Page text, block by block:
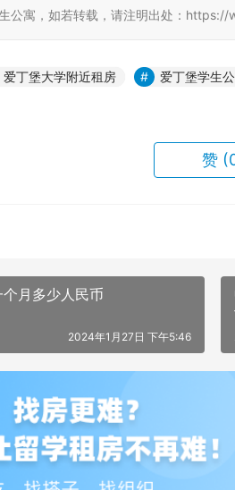
公寓，如若转载，请注明出处：
爱丁堡大学附近租房 爱丁堡学生
赞
月多少人民币
2024年1月27日 下午5:46